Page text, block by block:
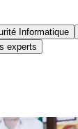
Informatique
experts